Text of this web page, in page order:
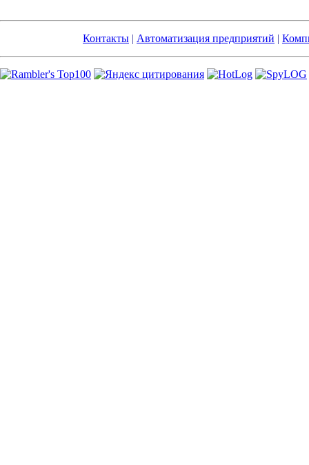
Контакты | Автоматизация предприятий |